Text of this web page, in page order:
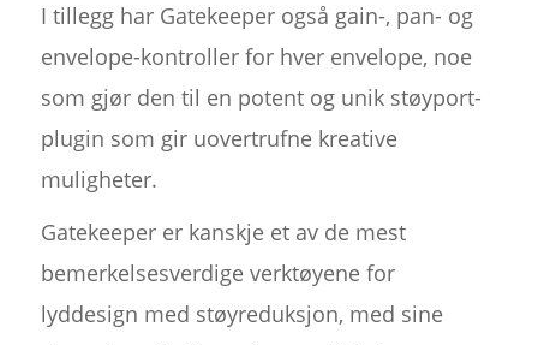
I tillegg har Gatekeeper også gain-, pan- og
envelope-kontroller for hver envelope, noe
som gjør den til en potent og unik støyport-
plugin som gir uovertrufne kreative
muligheter.
Gatekeeper er kanskje et av de mest
bemerkelsesverdige verktøyene for
lyddesign med støyreduksjon, med sine